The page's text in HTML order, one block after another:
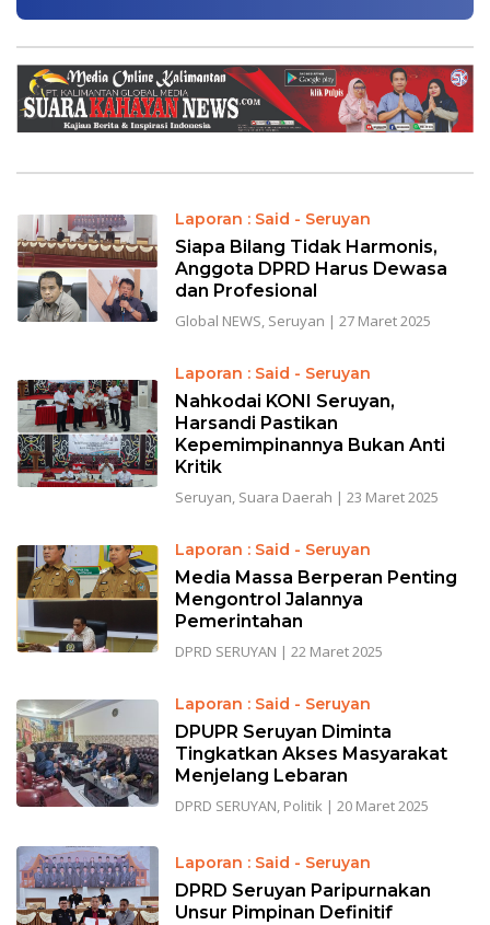
Laporan : Said - Seruyan
Siapa Bilang Tidak Harmonis,
Anggota DPRD Harus Dewasa
dan Profesional
Global NEWS, Seruyan | 27 Maret 2025
Laporan : Said - Seruyan
Nahkodai KONI Seruyan,
Harsandi Pastikan
Kepemimpinannya Bukan Anti
Kritik
Seruyan, Suara Daerah | 23 Maret 2025
Laporan : Said - Seruyan
Media Massa Berperan Penting
Mengontrol Jalannya
Pemerintahan
DPRD SERUYAN | 22 Maret 2025
Laporan : Said - Seruyan
DPUPR Seruyan Diminta
Tingkatkan Akses Masyarakat
Menjelang Lebaran
DPRD SERUYAN, Politik | 20 Maret 2025
Laporan : Said - Seruyan
DPRD Seruyan Paripurnakan
Unsur Pimpinan Definitif